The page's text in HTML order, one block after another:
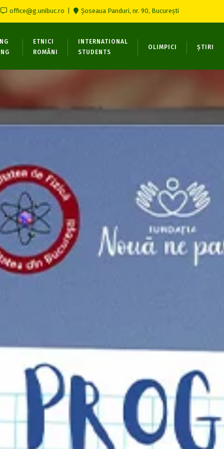
office@g.unibuc.ro Șoseaua Panduri, nr. 90, București
ETNICI
ROMÂNI
INTERNATIONAL
STUDENTS
OLIMPICI ȘTIRI